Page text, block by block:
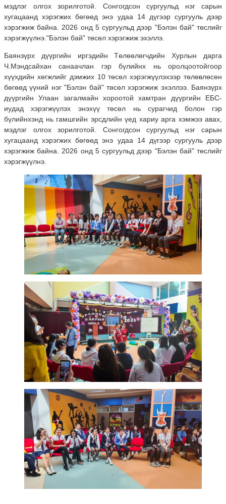
мэдлэг олгох зорилготой. Сонгогдсон сургуульд нэг сарын
хугацаанд хэрэгжих бөгөөд энэ удаа 14 дүгээр сургууль дээр
хэрэгжиж байна. 2026 онд 5 сургуульд дээр "Бэлэн бай" төслийг
хэрэгжүүлнэ."Бэлэн бай" төсөл хэрэгжиж эхэллэ.
Баянзүрх дүүргийн иргэдийн Төлөөлөгчдийн Хурлын дарга
Ч.Мэндсайхан санаачлан гэр бүлийнх нь оролцоотойгоор
хүүхдийн хөгжлийг дэмжих 10 төсөл хэрэгжүүлэхээр төлөвлөсөн
бөгөөд үүний нэг "Бэлэн бай" төсөл хэрэгжиж эхэллээ. Баянзүрх
дүүргийн Улаан загалмайн хороотой хамтран дүүргийн ЕБС-
иудад хэрэгжүүлэх энэхүү төсөл нь сурагчид болон гэр
бүлийнхэнд нь гамшгийн эрсдлийн үед хариу арга хэмжээ авах,
мэдлэг олгох зорилготой. Сонгогдсон сургуульд нэг сарын
хугацаанд хэрэгжих бөгөөд энэ удаа 14 дүгээр сургууль дээр
хэрэгжиж байна. 2026 онд 5 сургуульд дээр "Бэлэн бай" төслийг
хэрэгжүүлнэ.